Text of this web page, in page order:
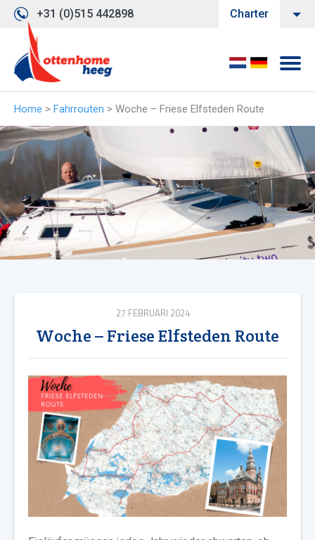
+31 (0)515 442898 Charter
Home > Fahrrouten > Woche – Friese Elfsteden Route
27 FEBRUARI 2024
Woche – Friese Elfsteden Route